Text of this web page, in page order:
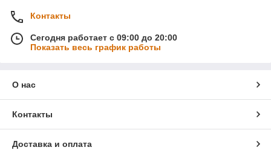
Контакты
Сегодня работает с 09:00 до 20:00
Показать весь график работы
О нас
Контакты
Доставка и оплата